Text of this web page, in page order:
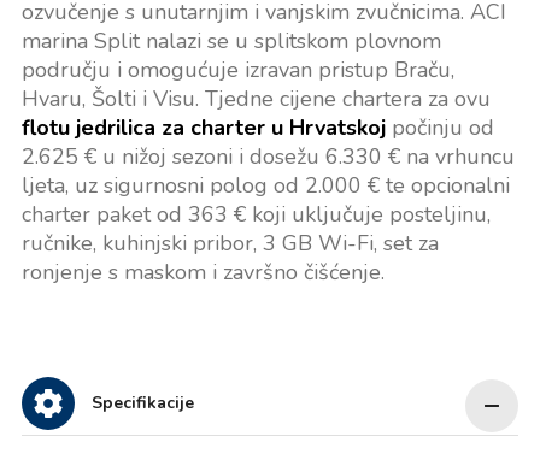
ozvučenje s unutarnjim i vanjskim zvučnicima. ACI
marina Split nalazi se u splitskom plovnom
području i omogućuje izravan pristup Braču,
Hvaru, Šolti i Visu. Tjedne cijene chartera za ovu
flotu jedrilica za charter u Hrvatskojpočinju od
2.625 € u nižoj sezoni i dosežu 6.330 € na vrhuncu
ljeta, uz sigurnosni polog od 2.000 € te opcionalni
charter paket od 363 € koji uključuje posteljinu,
ručnike, kuhinjski pribor, 3 GB Wi-Fi, set za
ronjenje s maskom i završno čišćenje.
Specifikacije